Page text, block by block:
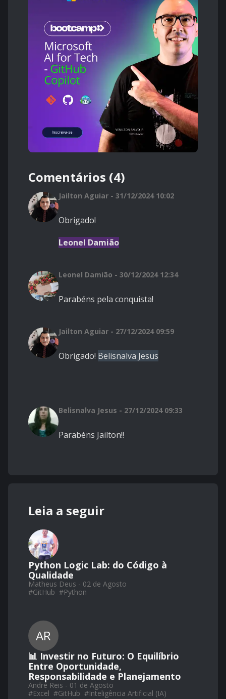
Comentários (4)
Jailton Aguiar - 31/12/2024 10:02
Obrigado!
Leonel Damião
Leonel Damião - 30/12/2024 12:34
Parabéns pela conquista!
Jailton Aguiar - 27/12/2024 09:59
Obrigado! Belisnalva Jesus
Belisnalva Jesus - 27/12/2024 09:33
Parabéns Jailton!!
Leia a seguir
Python Logic Lab: do Código à
Qualidade
Matheus Deus - 02 de Agosto
#GitHub #Python
AR
📊 Investir no Futuro: O Equilíbrio
Entre Oportunidade,
Responsabilidade e Planejamento
André Reis - 01 de Agosto
#Excel #GitHub #Inteligência Artificial (IA)